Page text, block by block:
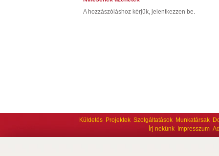
A hozzászóláshoz kérjük, jelentkezzen be.
Küldetés Projektek Szolgáltatások Munkatársak
Írj nekünk
Impresszum